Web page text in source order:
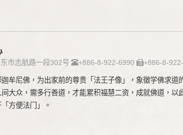
市志航路一段302号 +886-8-922-6990 +886-8-
牟尼佛，为出家前的尊贵「法王子像」，象徵学佛求
大众，需多行善道，才能累积福慧二资，成就佛道，
方便法门」。